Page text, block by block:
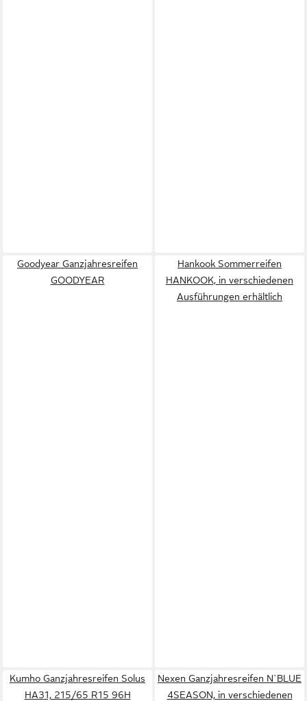
Goodyear Ganzjahresreifen
GOODYEAR
Hankook Sommerreifen
HANKOOK, in verschiedenen
Ausführungen erhältlich
Kumho Ganzjahresreifen Solus
HA31, 215/65 R15 96H
Nexen Ganzjahresreifen N`BLUE
4SEASON, in verschiedenen